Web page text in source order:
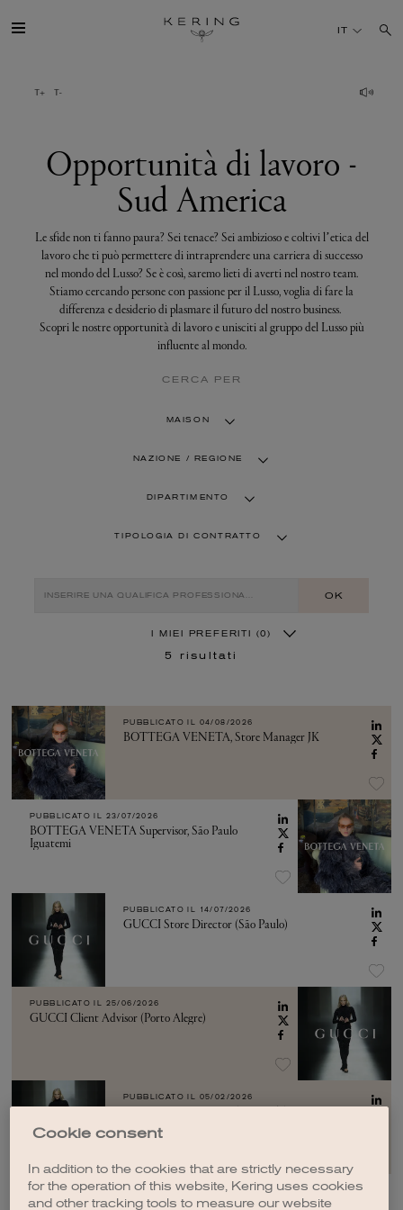
lavoro
TALENTI
SOSTENIBILITÀ
FINANCE
MEDIA
IT
Opportunità di lavoro -
Sud America
Le sfide non ti fanno paura? Sei tenace? Sei ambizioso e coltivi l’etica del
lavoro che ti può permettere di intraprendere una carriera di successo
nel mondo del Lusso? Se è così, saremo lieti di averti nel nostro team.
Stiamo cercando persone con passione per il Lusso, voglia di fare la
differenza e desiderio di plasmare il futuro del nostro business.
Scopri le nostre opportunità di lavoro e unisciti al gruppo del Lusso più
influente al mondo.
CERCA PER
MAISON
NAZIONE / REGIONE
DIPARTIMENTO
TIPOLOGIA DI CONTRATTO
OK
I MIEI PREFERITI (0)
5 risultati
PUBBLICATO IL 04/08/2026
BOTTEGA VENETA, Store Manager JK
PUBBLICATO IL 23/07/2026
BOTTEGA VENETA Supervisor, São ​Paulo
Iguatemi
PUBBLICATO IL 14/07/2026
GUCCI Store Director (São Paulo)
PUBBLICATO IL 25/06/2026
GUCCI Client Advisor (Porto Alegre)
PUBBLICATO IL 05/02/2026
Cookie consent
In addition to the cookies that are strictly necessary
for the operation of this website, Kering uses cookies
and other tracking tools to measure our website